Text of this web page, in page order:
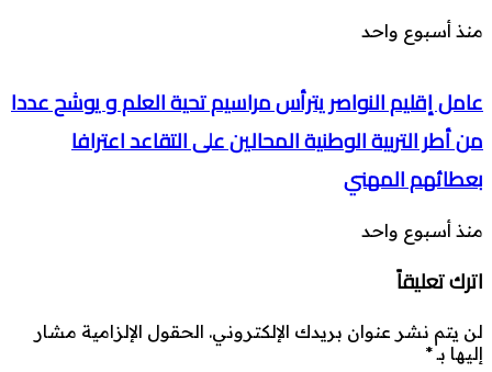
منذ أسبوع واحد
عامل إقليم النواصر يترأس مراسيم تحية العلم و يوشح عددا
من أطر التربية الوطنية المحالين على التقاعد اعترافا
بعطائهم المهني
منذ أسبوع واحد
اترك تعليقاً
لن يتم نشر عنوان بريدك الإلكتروني. الحقول الإلزامية مشار
إليها بـ*